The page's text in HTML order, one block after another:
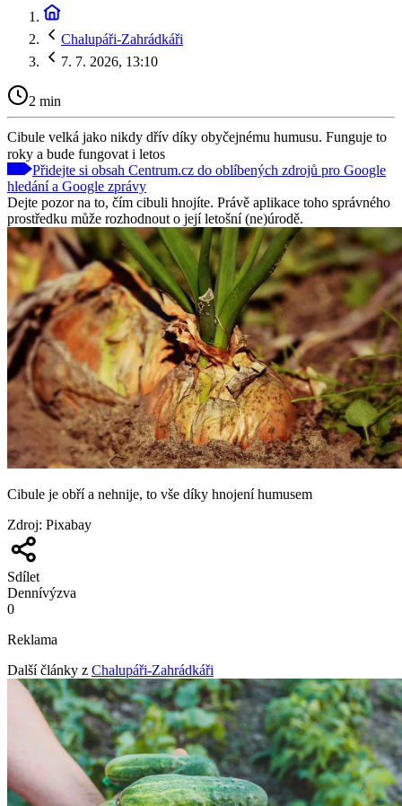
Chalupáři-Zahrádkáři
7. 7. 2026, 13:10
2 min
Cibule velká jako nikdy dřív díky obyčejnému humusu. Funguje to
roky a bude fungovat i letos
Přidejte si obsah Centrum.cz do oblíbených zdrojů pro Google
hledání a Google zprávy
Dejte pozor na to, čím cibuli hnojíte. Právě aplikace toho správného
prostředku může rozhodnout o její letošní (ne)úrodě.
Cibule je obří a nehnije, to vše díky hnojení humusem
Zdroj: Pixabay
Sdílet
Dennívýzva
0
Reklama
Další články z Chalupáři-Zahrádkáři